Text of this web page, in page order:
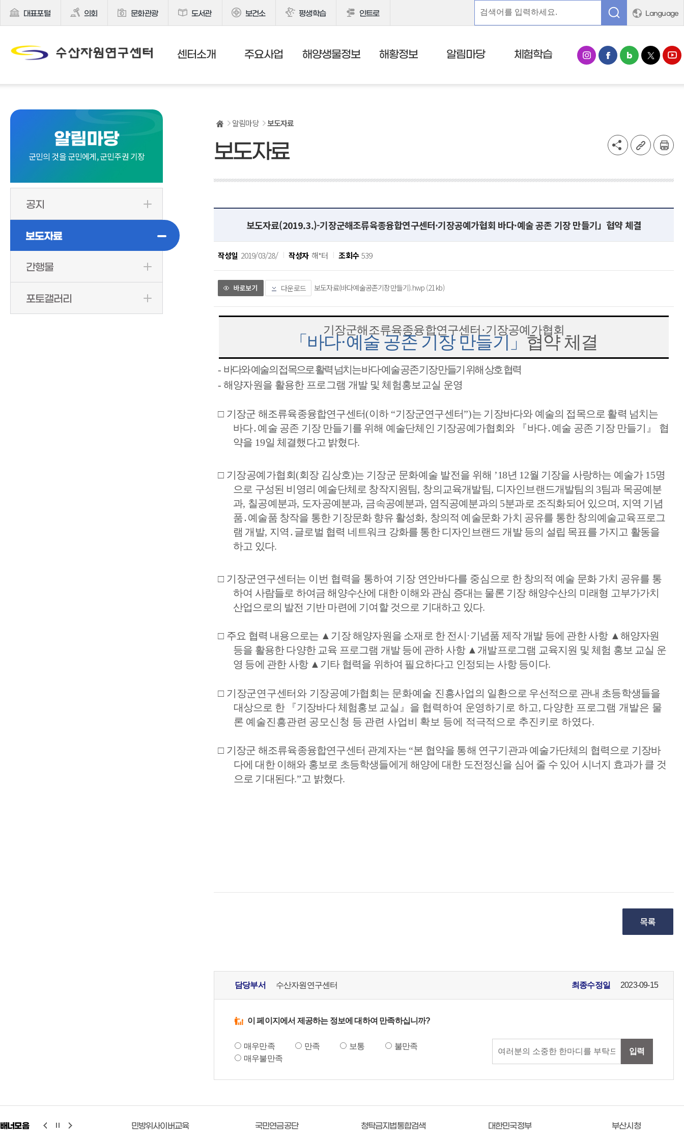
대표포털 의회 문화관광 도서관 보건소 평생학습 인트로 Language
센터소개 주요사업 해양생물정보 해황정보 알림마당 체험학습
알림마당
군민의 것을 군민에게, 군민주권 기장
공지
보도자료
간행물
포토갤러리
알림마당 보도자료
보도자료
보도자료(2019.3.)-기장군해조류육종융합연구센터·기장공예가협회 바다·예술 공존 기장 만들기」협약 체결
작성일 2019/03/28/ 작성자 해*터 조회수 539
다운로드 보도자료(바다예술공존기장만들기).hwp (21 kb)
기장군해조류육종융합연구센터 ·기장공예가협회
「 바다·예술 공존 기장 만들기」 협약 체결
- 바다와 예술의 접목으로 활력 넘치는 바다·예술 공존 기장 만들기 위해 상호 협력
- 해양자원을 활용한 프로그램 개발 및 체험홍보교실 운영
□ 기장군 해조류육종융합연구센터(이하 “기장군연구센터”)는 기장바다와 예술의 접목으로 활력 넘치는
바다․예술 공존 기장 만들기를 위해 예술단체인 기장공예가협회와 『바다․예술 공존 기장 만들기 』 협
약을 19일 체결했다고 밝혔다.
□ 기장공예가협회 (회장 김상호)는 기장군 문화예술 발전을 위해 ’18년 12월 기장을 사랑하는 예술가 15명
으로 구성된 비영리 예술단체로 창작지원팀, 창의교육개발팀, 디자인브랜드개발팀의 3팀과 목공예분
과, 칠공예분과, 도자공예분과, 금속공예분과, 염직공예분과의 5분과로 조직화되어 있으며, 지역 기념
품․예술품 창작을 통한 기장문화 향유 활성화, 창의적 예술문화 가치 공유를 통한 창의예술교육프로그
램 개발, 지역 ․글로벌 협력 네트워크 강화를 통한 디자인브랜드 개발 등의 설립 목표를 가지고 활동을
하고 있다.
□ 기장군연구센터는 이번 협력을 통하여 기장 연안바다를 중심으로 한창의적 예술 문화 가치 공유를 통
하여 사람들로 하여금 해양수산에 대한 이해와 관심 증대는 물론 기장 해양수산의 미래형 고부가가치
산업으로의 발전 기반 마련에 기여할 것으로 기대하고 있다.
□ 주요 협력 내용으로는 ▲ 기장 해양자원을 소재로 한 전시 ·기념품 제작 개발 등에 관한 사항 ▲ 해양자원
등을 활용한 다양한 교육 프로그램 개발 등에 관하 사항 ▲ 개발프로그램 교육지원 및 체험 홍보 교실 운
영 등에 관한 사항 ▲ 기타 협력을 위하여 필요하다고 인정되는 사항 등이다.
□ 기장군연구센터와 기장공예가협회는 문화예술 진흥사업의 일환으로 우선적으로 관내 초등학생들을
대상으로 한
『기장바다 체험홍보 교실 』 을 협력하여 운영하기로 하고, 다양한 프로그램 개발은 물
론 예술진흥관련 공모신청 등 관련 사업비 확보 등에 적극적으로 추진키로 하였다.
□ 기장군 해조류육종융합연구센터 관계자는 “본 협약을 통해 연구기관과 예술가단체의 협력으로 기장바
다에 대한 이해와 홍보로 초등학생들에게 해양에 대한 도전정신을 심어 줄 수 있어 시너지 효과가 클 것
으로 기대된다.”고 밝혔다.
담당부서 수산자원연구센터 최종수정일 2023-09-15
이 페이지에서 제공하는 정보에 대하여 만족하십니까?
매우만족 만족 보통
불만족
매우불만족
입력
배너모음행정공제회 민방위사이버교육 국민연금공단 청탁금지법통합검색 대한민국정부 부산시청